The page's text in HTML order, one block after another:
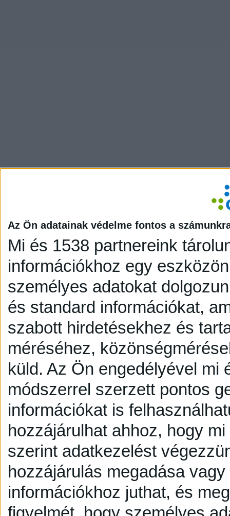
Az Ön adatainak védelme fontos a
Mi és 1538 partnereink
információkhoz egy
személyes adatokat
és standard információkat,
szabott hirdetésekhez és
méréséhez,
küld. Az Ön engedélyével mi
módszerrel szerzett pontos
információkat is
hozzájárulhat ahhoz, hogy
szerint adatkezelést
hozzájárulás megadása
információkhoz juthat, és